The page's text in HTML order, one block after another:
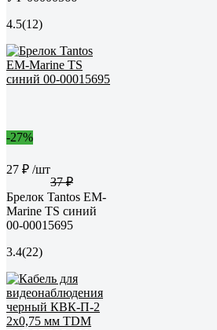
4.5(12)
-27%
27 ₽ /шт
37 ₽
Брелок Tantos EM-
Marine TS синий
00-00015695
3.4(22)